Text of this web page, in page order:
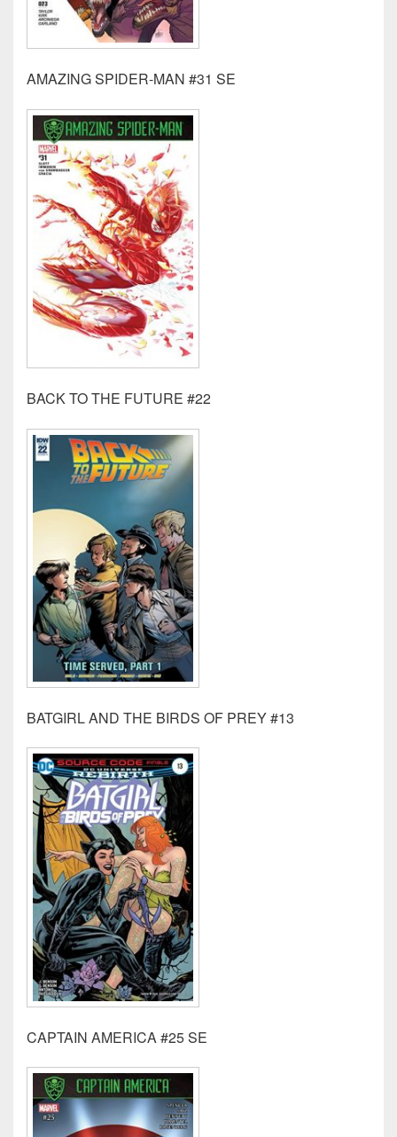
AMAZING SPIDER-MAN #31 SE
BACK TO THE FUTURE #22
BATGIRL AND THE BIRDS OF PREY #13
CAPTAIN AMERICA #25 SE